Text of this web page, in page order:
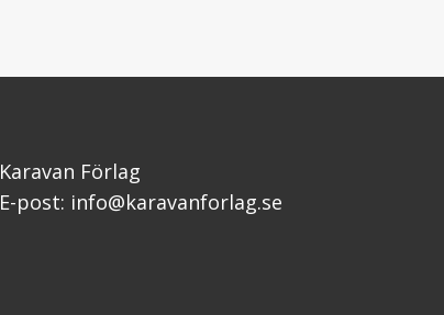
Karavan Förlag
E-post: info@karavanforlag.se